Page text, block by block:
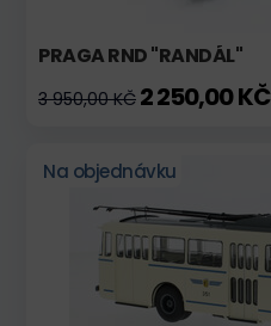
PRAGA RND "RANDÁL"
3 950,00 KČ 2 250,00 KČ
Na objednávku